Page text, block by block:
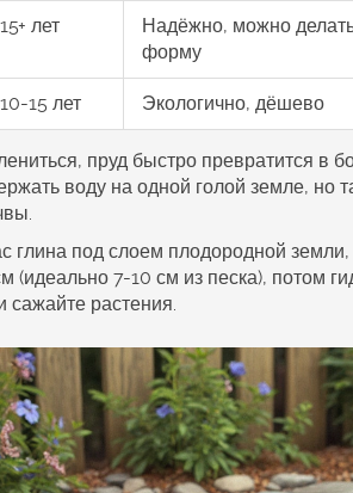
15+ лет
Надёжно, можно
форму
10-15 лет Экологично, дёшево
пруд быстро превратится в
воду на одной голой земле, но
глина под слоем плодородной земли,
(идеально 7-10 см из песка), потом
растения.